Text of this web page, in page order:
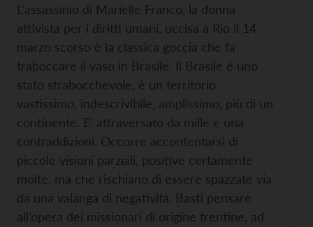
L’assassinio di Marielle Franco, la donna
attivista per i diritti umani, uccisa a Rio il 14
marzo scorso è la classica goccia che fa
traboccare il vaso in Brasile. Il Brasile è uno
stato strabocchevole, è un territorio
vastissimo, indescrivibile, amplissimo, più di un
continente. E’ attraversato da mille e una
contraddizioni. Occorre accontentarsi di
piccole visioni parziali, positive certamente
molte, ma che rischiano di essere spazzate via
da una valanga di negatività. Basti pensare
all’opera dei missionari di origine trentine, ad